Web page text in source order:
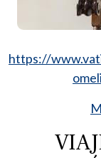
https://